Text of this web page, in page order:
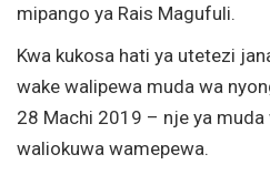
mipango ya Rais Magufuli.
Kwa kukosa hati ya utetezi
wake walipewa muda wa
28 Machi 2019 – nje ya
waliokuwa wamepewa.